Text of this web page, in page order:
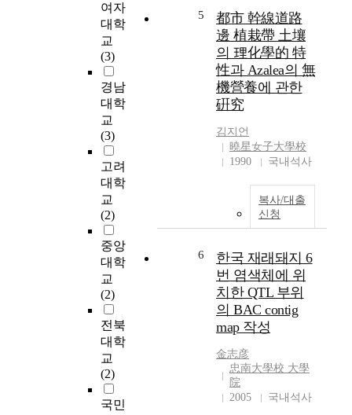
여자
대학
교
(3)
경남
대학
교
(3)
고려
대학
교
(2)
중앙
대학
교
(2)
전북
대학
교
(2)
국민
으
한
적
을
제
e
l
5
都市 幹線道路
邊 植栽帶 土壤
의 理化學的 特
性과 Azalea의 無
機營養에 관한
硏究
김지언
曉星女子大學校
1990
국내석사
복사/대출
신청
6
한국 재래돼지 6
번 염색체에 위
치한 QTL 부위
의 BAC contig
map 작성
金志彦
忠南大學校 大學
院
2005
국내석사